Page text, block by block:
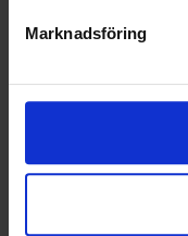
Marknadsföring